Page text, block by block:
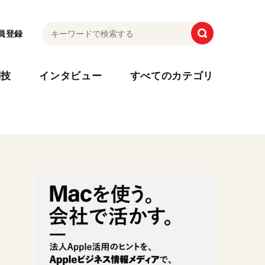
登録
インタビュー すべてのカテゴリ